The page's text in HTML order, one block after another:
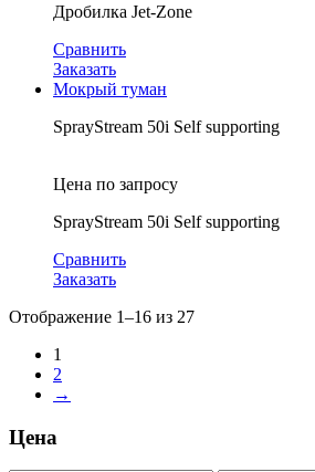
Дробилка Jet-Zone
Сравнить
Заказать
Мокрый туман
SprayStream 50i Self supporting
Цена по запросу
SprayStream 50i Self supporting
Сравнить
Заказать
Отображение 1–16 из 27
1
2
→
Цена